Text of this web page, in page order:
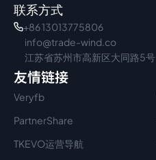
联系方式
+86 13013775806
info@trade-wind.co
江苏省苏州市高新区大同路5号
友情链接
Veryfb
PartnerShare
TKEVO运营导航